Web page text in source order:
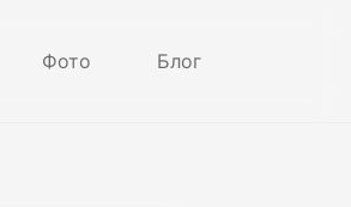
Фото Блог